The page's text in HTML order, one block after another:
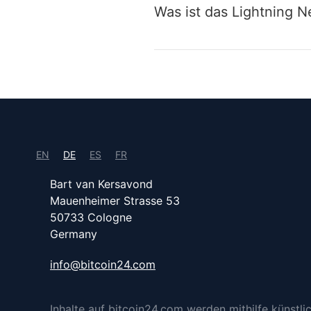
Was ist das Lightning
EN DE ES FR
Bart van Kersavond
Mauenheimer Strasse 53
50733 Cologne
Germany
info@bitcoin24.com